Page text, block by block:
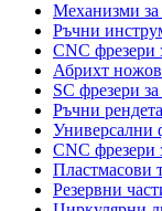
Механизми
Ръчни
CNC фрезери
Абрихт
SC фрезери
Ръчни рендета
Универсални
CNC фрезери
Пластмасови
Резервни